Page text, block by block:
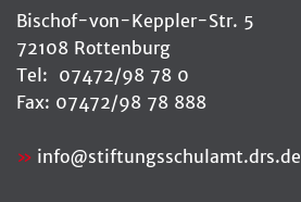
Bischof-von-Keppler-Str. 5
72108 Rottenburg
Tel: 07472/98 78 0
Fax: 07472/98 78 888
info@stiftungsschulamt.drs.de